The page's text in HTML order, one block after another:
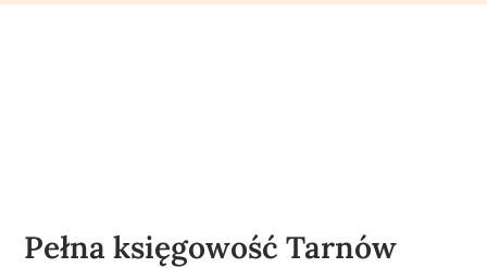
Pełna księgowość Tarnów